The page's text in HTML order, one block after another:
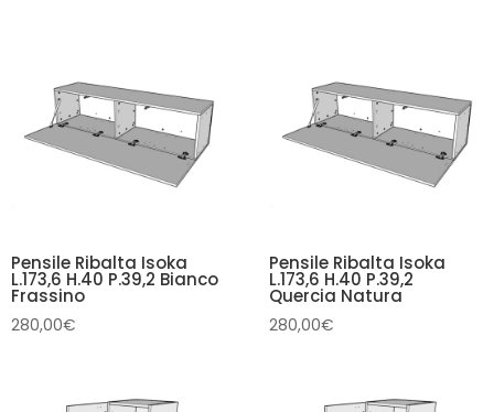
Pensile Ribalta Isoka
L.173,6 H.40 P.39,2 Bianco
Frassino
280,00€
Pensile Ribalta Isoka
L.173,6 H.40 P.39,2
Quercia Natura
280,00€